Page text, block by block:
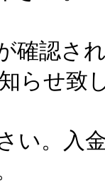
確認さ
らせ致
い。入